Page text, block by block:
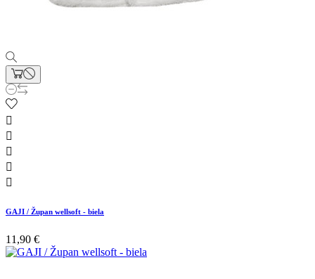





GAJI / Župan wellsoft - biela
11,90 €